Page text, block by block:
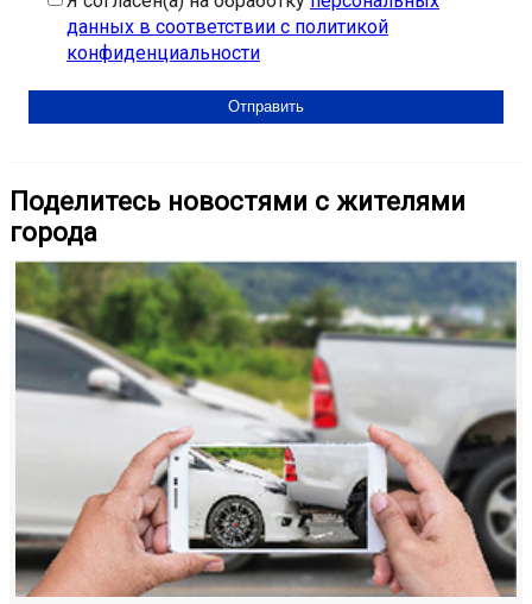
данных в соответствии с политикой
конфиденциальности
Поделитесь новостями с жителями
города